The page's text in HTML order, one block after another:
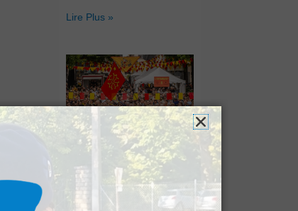
Lire Plus »
Hestiv’Òc : Les férias
Béarnaises font leur
grand retour à Pau